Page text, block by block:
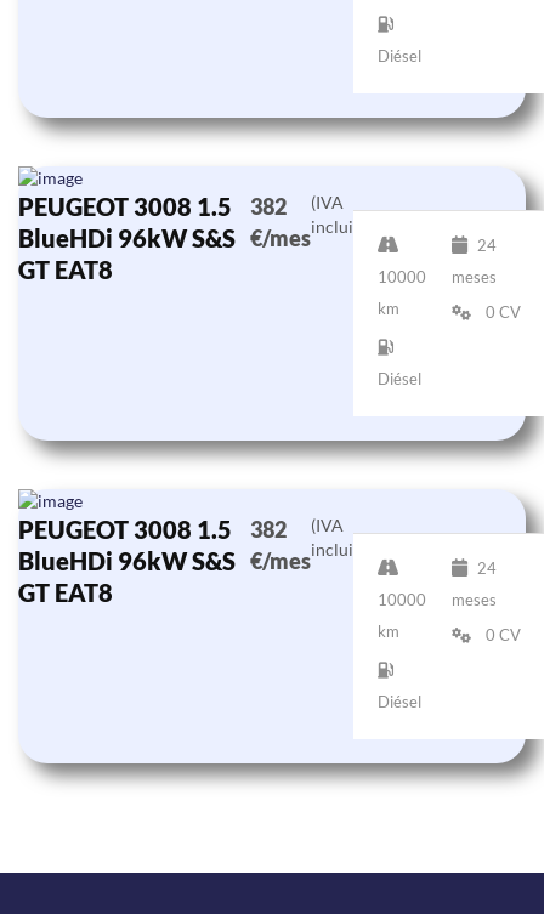
Diésel
PEUGEOT 3008 1.5
BlueHDi 96kW S&S
GT EAT8
382
€/mes
(IVA
incluido)
10000
km
24
meses
0 CV
Diésel
PEUGEOT 3008 1.5
BlueHDi 96kW S&S
GT EAT8
382
€/mes
(IVA
incluido)
10000
km
24
meses
0 CV
Diésel